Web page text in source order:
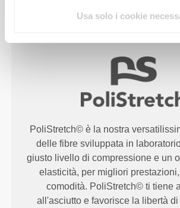
Usa solo i cookie
PoliStretch© è la nostra
delle fibre sviluppata in
giusto livello di compressione e un
elasticità, per migliori
comodità. PoliStretch© ti tiene
all'asciutto e favorisce la libertà di